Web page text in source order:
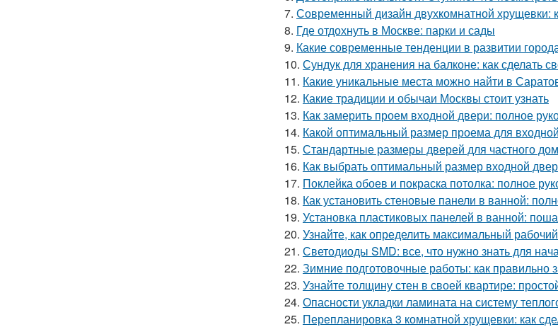
7. Современный дизайн двухкомнатной хрущевки:
8. Где отдохнуть в Москве: парки и сады
9. Какие современные тенденции в развитии
10. Сундук для хранения на балконе: как сделать
11. Какие уникальные места можно найти в
12. Какие традиции и обычаи Москвы стоит узнать
13. Как замерить проем входной двери: полное
14. Какой оптимальный размер проема для
15. Стандартные размеры дверей для частного
16. Как выбрать оптимальный размер входной
17. Поклейка обоев и покраска потолка: полное
18. Как установить стеновые панели в ванной:
19. Установка пластиковых панелей в ванной:
20. Узнайте, как определить максимальный
21. Светодиоды SMD: все, что нужно знать для
22. Зимние подготовочные работы: как правильно
23. Узнайте толщину стен в своей квартире:
24. Опасности укладки ламината на систему
25. Перепланировка 3 комнатной хрущевки: как